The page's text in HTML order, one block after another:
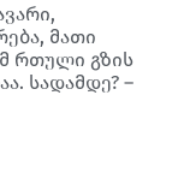
მათი
რთული გზის
სადამდე? –